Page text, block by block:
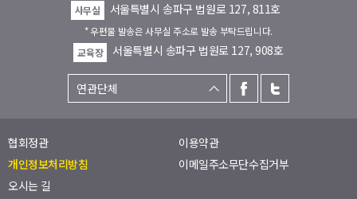
사무실 서울특별시 송파구 법원로 127, 811호
* 우편물 발송은 사무실 주소로 발송 부탁드립니다.
교육장
서울특별시 송파구 법원로 127, 908호
협회정관
이용약관
개인정보처리방침
이메일주소무단수집거부
오시는 길